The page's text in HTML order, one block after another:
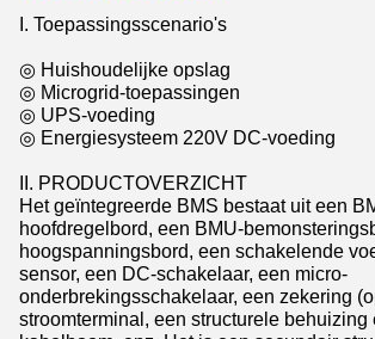
I. Toepassingsscenario's
◎ Huishoudelijke opslag
◎ Microgrid-toepassingen
◎ UPS-voeding
◎ Energiesysteem 220V DC-voeding
II. PRODUCTOVERZICHT
Het geïntegreerde BMS bestaat uit een
hoofdregelbord, een BMU-
hoogspanningsbord, een schakelende
sensor, een DC-schakelaar, een micro-
onderbrekingsschakelaar, een zekering
stroomterminal, een structurele behuizing